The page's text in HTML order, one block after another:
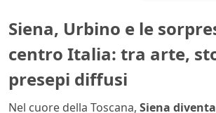
Siena, Urbino e le
centro Italia: tra arte,
presepi diffusi
Nel cuore della Toscana, Siena